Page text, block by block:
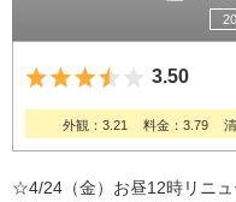
5つ星のう
3.50
外観：3.21 料金：3.79
☆4/24（金）お昼12時リニ